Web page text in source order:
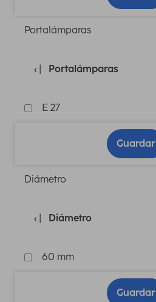
Portalámparas
Portalámparas
E 27
Guardar
Diámetro
Diámetro
60 mm
Guardar